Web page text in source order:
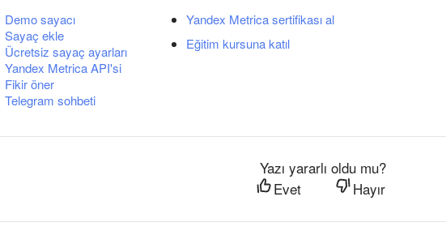
Demo sayacı
Sayaç ekle
Ücretsiz sayaç ayarları
Yandex Metrica API'si
Fikir öner
Telegram sohbeti
Yandex Metrica sertifikası al
Eğitim kursuna katıl
Yazı yararlı oldu mu?
Evet
Hayır